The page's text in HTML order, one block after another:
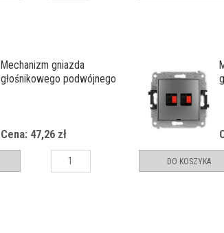
Mechanizm gniazda
głośnikowego podwójnego
Cena: 47,26 zł
DO KOSZYKA